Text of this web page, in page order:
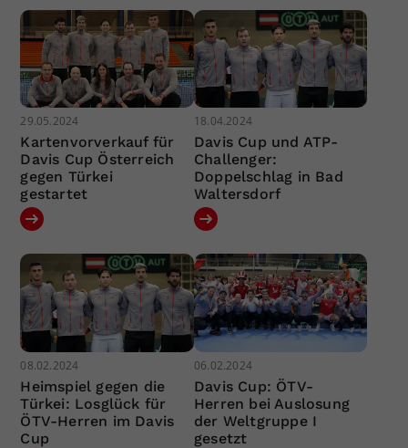
29.05.2024
Kartenvorverkauf für
Davis Cup Österreich
gegen Türkei
gestartet
18.04.2024
Davis Cup und ATP-
Challenger:
Doppelschlag in Bad
Waltersdorf
08.02.2024
Heimspiel gegen die
Türkei: Losglück für
ÖTV-Herren im Davis
Cup
06.02.2024
Davis Cup: ÖTV-
Herren bei Auslosung
der Weltgruppe I
gesetzt